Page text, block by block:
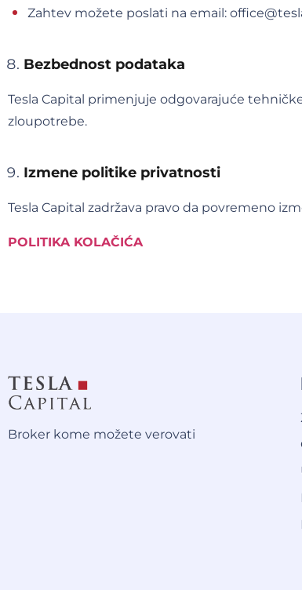
Zahtev možete poslati na email:
Bezbednost podataka
Tesla Capital primenjuje odgovarajuće
zloupotrebe.
Izmene politike privatnosti
Tesla Capital zadržava pravo da povremeno
POLITIKA KOLAČIĆA
Broker kome možete verovati